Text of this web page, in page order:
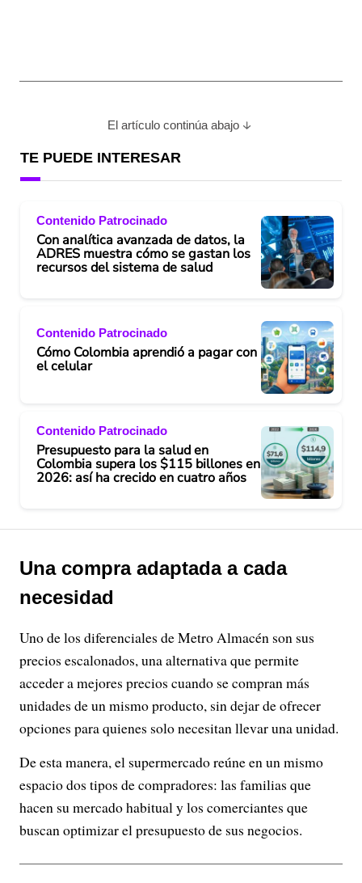
El artículo continúa abajo
TE PUEDE INTERESAR
Contenido Patrocinado
Con analítica avanzada de datos, la
ADRES muestra cómo se gastan los
recursos del sistema de salud
Contenido Patrocinado
Cómo Colombia aprendió a pagar con
el celular
Contenido Patrocinado
Presupuesto para la salud en
Colombia supera los $115 billones en
2026: así ha crecido en cuatro años
Una compra adaptada a cada
necesidad
Uno de los diferenciales de Metro Almacén son sus
precios escalonados, una alternativa que permite
acceder a mejores precios cuando se compran más
unidades de un mismo producto, sin dejar de ofrecer
opciones para quienes solo necesitan llevar una unidad.
De esta manera, el supermercado reúne en un mismo
espacio dos tipos de compradores: las familias que
hacen su mercado habitual y los comerciantes que
buscan optimizar el presupuesto de sus negocios.